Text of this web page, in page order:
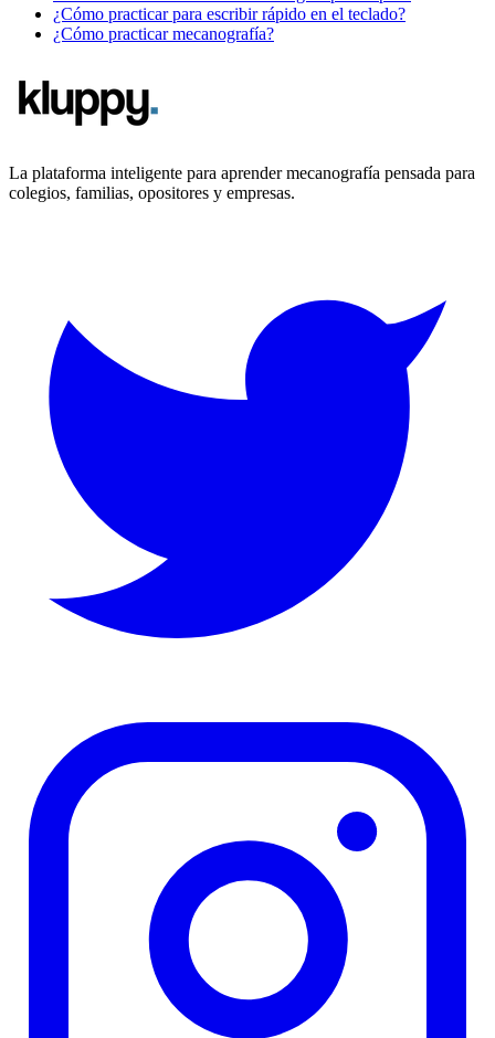
¿Cómo practicar para escribir rápido en el teclado?
¿Cómo practicar mecanografía?
La plataforma inteligente para aprender mecanografía pensada para
colegios, familias, opositores y empresas.